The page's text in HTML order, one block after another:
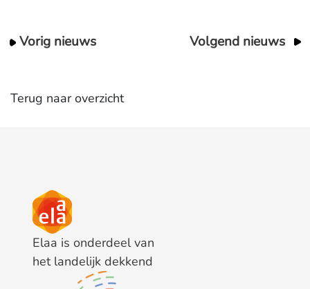
Vorig nieuws Volgend nieuws
Terug naar overzicht
Elaa is onderdeel van
het landelijk dekkend